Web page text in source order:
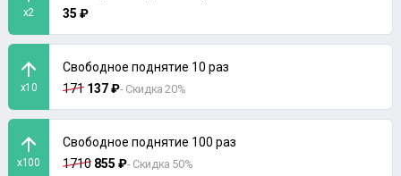
x2
35 ₽
x10
Свободное поднятие 10 раз
171 137 ₽- Скидка 20%
x100
Свободное поднятие 100 раз
1710 855 ₽- Скидка 50%